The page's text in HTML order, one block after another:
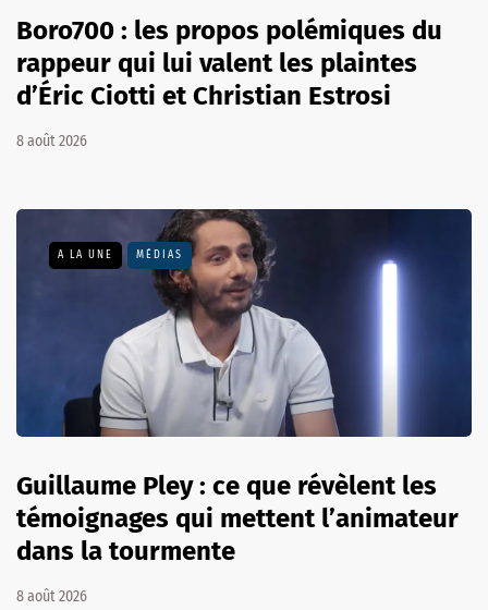
Boro700 : les propos polémiques du
rappeur qui lui valent les plaintes
d’Éric Ciotti et Christian Estrosi
8 août 2026
A LA UNE MÉDIAS
Guillaume Pley : ce que révèlent les
témoignages qui mettent l’animateur
dans la tourmente
8 août 2026